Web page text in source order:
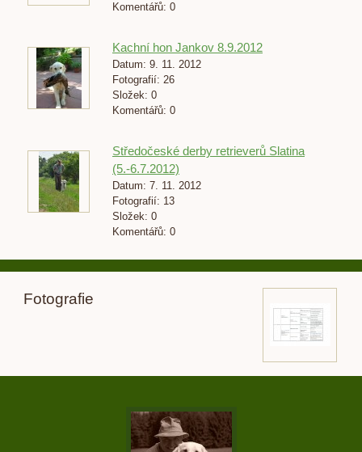
Komentářů: 0
Kachní hon Jankov 8.9.2012
Datum: 9. 11. 2012
Fotografií: 26
Složek: 0
Komentářů: 0
Středočeské derby retrieverů Slatina
(5.-6.7.2012)
Datum: 7. 11. 2012
Fotografií: 13
Složek: 0
Komentářů: 0
Fotografie